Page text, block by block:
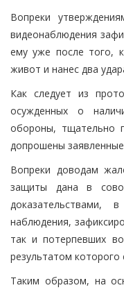
Вопреки
видеонаблюдения
ему уже после того,
живот и нанес два
Как следует из
осужденных о
обороны, тщательно
допрошены
Вопреки доводам
защиты дана в
наблюдения,
так и потерпевших
результатом которого
Таким образом, на